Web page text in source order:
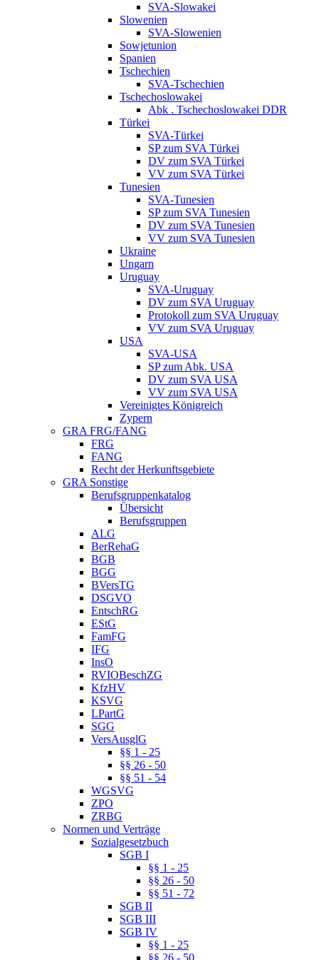
SVA-Slowakei
Slowenien
SVA-Slowenien
Sowjetunion
Spanien
Tschechien
SVA-Tschechien
Tschechoslowakei
Abk . Tschechoslowakei DDR
Türkei
SVA-Türkei
SP zum SVA Türkei
DV zum SVA Türkei
VV zum SVA Türkei
Tunesien
SVA-Tunesien
SP zum SVA Tunesien
DV zum SVA Tunesien
VV zum SVA Tunesien
Ukraine
Ungarn
Uruguay
SVA-Uruguay
DV zum SVA Uruguay
Protokoll zum SVA Uruguay
VV zum SVA Uruguay
USA
SVA-USA
SP zum Abk. USA
DV zum SVA USA
VV zum SVA USA
Vereinigtes Königreich
Zypern
GRA FRG/FANG
FRG
FANG
Recht der Herkunftsgebiete
GRA Sonstige
Berufsgruppenkatalog
Übersicht
Berufsgruppen
ALG
BerRehaG
BGB
BGG
BVersTG
DSGVO
EntschRG
EStG
FamFG
IFG
InsO
RVIOBeschZG
KfzHV
KSVG
LPartG
SGG
VersAusglG
§§ 1 - 25
§§ 26 - 50
§§ 51 - 54
WGSVG
ZPO
ZRBG
Normen und Verträge
Sozialgesetzbuch
SGB I
§§ 1 - 25
§§ 26 - 50
§§ 51 - 72
SGB II
SGB III
SGB IV
§§ 1 - 25
§§ 26 - 50